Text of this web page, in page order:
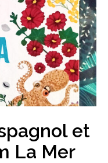
et
La Mer